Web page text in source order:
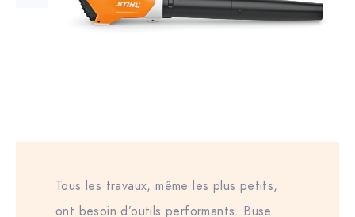
Tous les travaux, même les plus petits,
ont besoin d’outils performants. Buse